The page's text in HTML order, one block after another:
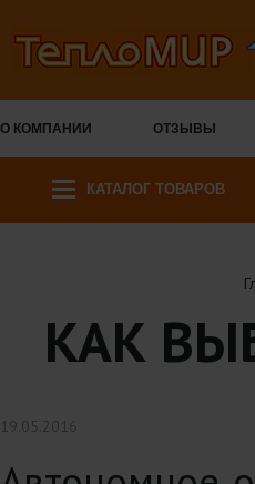
О КОМПАНИИ ОТЗЫВЫ
КАТАЛОГ ТОВАРОВ
КАК
19.05.2016